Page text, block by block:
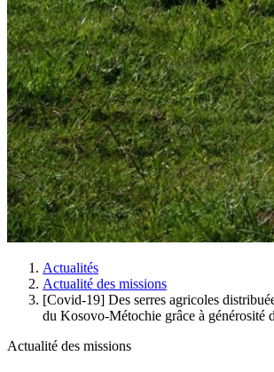
Actualités
Actualité des missions
[Covid-19] Des serres agricoles
du Kosovo-Métochie grâce à générosité
Actualité des missions